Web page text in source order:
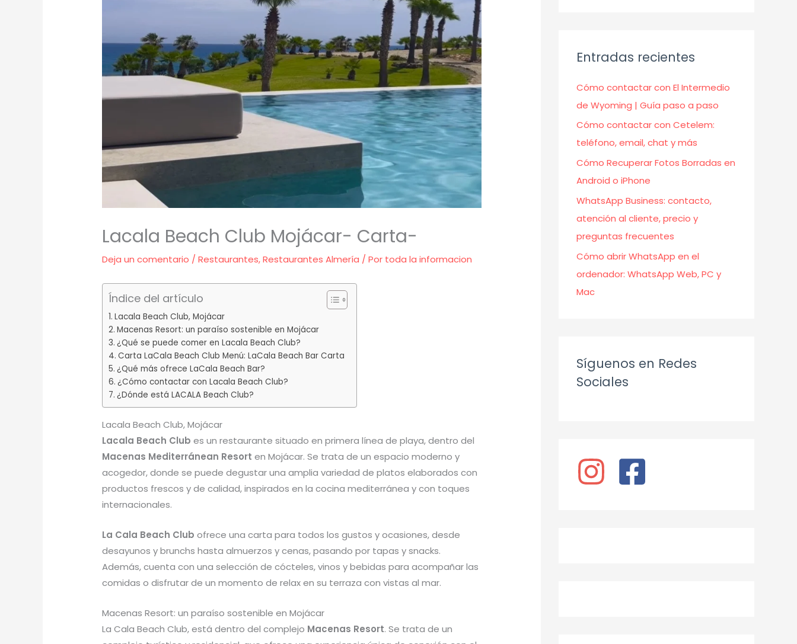
Lacala Beach Club Mojácar- Carta-
Deja un comentario /Restaurantes,Restaurantes Almería / Por toda la informacion
Índice del artículo
Lacala Beach Club, Mojácar
Macenas Resort: un paraíso sostenible en Mojácar
¿Qué se puede comer en Lacala Beach Club?
Carta LaCala Beach Club Menú: LaCala Beach Bar Carta
¿Qué más ofrece LaCala Beach Bar?
¿Cómo contactar con Lacala Beach Club?
¿Dónde está LACALA Beach Club?
Lacala Beach Club, Mojácar
Lacala Beach Club es un restaurante situado en primera línea de playa, dentro del
Macenas Mediterránean Resort en Mojácar. Se trata de un espacio moderno y
acogedor, donde se puede degustar una amplia variedad de platos elaborados con
productos frescos y de calidad, inspirados en la cocina mediterránea y con toques
internacionales.
La Cala Beach Club ofrece una carta para todos los gustos y ocasiones, desde
desayunos y brunchs hasta almuerzos y cenas, pasando por tapas y snacks.
Además, cuenta con una selección de cócteles, vinos y bebidas para acompañar las
comidas o disfrutar de un momento de relax en su terraza con vistas al mar.
Macenas Resort: un paraíso sostenible en Mojácar
La Cala Beach Club, está dentro del complejo Macenas Resort. Se trata de un
Entradas recientes
Cómo contactar con El Intermedio
de Wyoming | Guía paso a paso
Cómo contactar con Cetelem:
teléfono, email, chat y más
Cómo Recuperar Fotos Borradas en
Android o iPhone
WhatsApp Business: contacto,
atención al cliente, precio y
preguntas frecuentes
Cómo abrir WhatsApp en el
ordenador: WhatsApp Web, PC y
Mac
Síguenos en Redes
Sociales